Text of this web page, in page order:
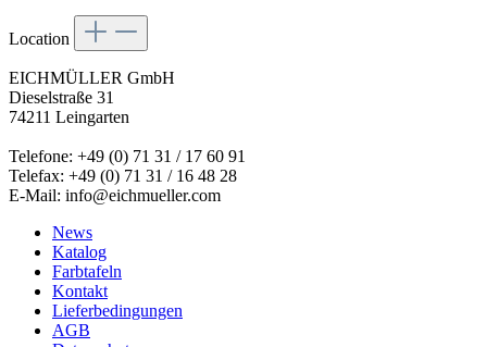
Location
EICHMÜLLER GmbH
Dieselstraße 31
74211 Leingarten
Telefone: +49 (0) 71 31 / 17 60 91
Telefax: +49 (0) 71 31 / 16 48 28
E-Mail: info@eichmueller.com
News
Katalog
Farbtafeln
Kontakt
Lieferbedingungen
AGB